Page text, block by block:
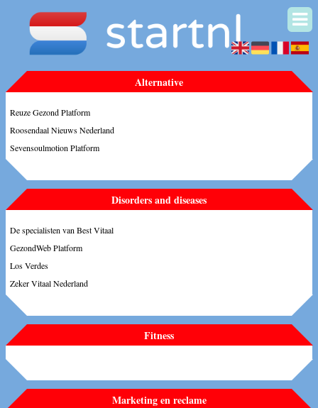
Alternative
Reuze Gezond Platform
Roosendaal Nieuws Nederland
Sevensoulmotion Platform
Disorders and diseases
De specialisten van Best Vitaal
GezondWeb Platform
Los Verdes
Zeker Vitaal Nederland
Fitness
Marketing en reclame